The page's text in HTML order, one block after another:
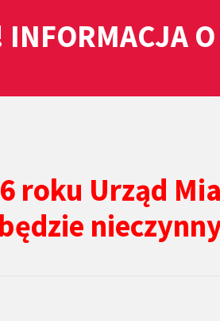
INFORMACJA
roku Urząd